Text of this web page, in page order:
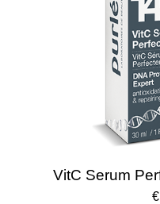
VitC Serum